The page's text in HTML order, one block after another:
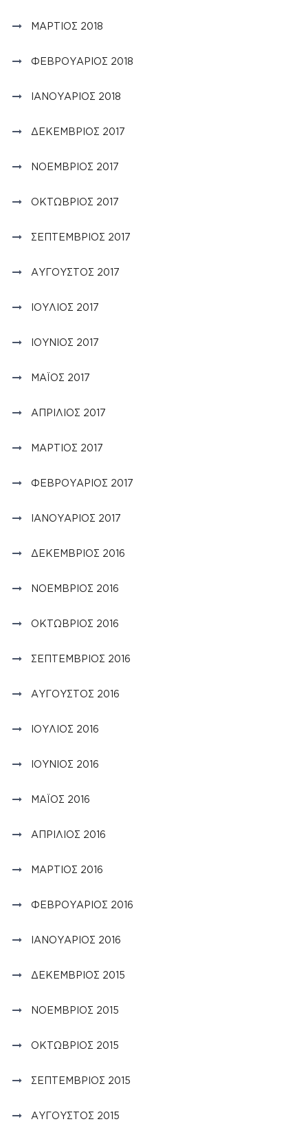
ΜΆΡΤΙΟΣ 2018
ΦΕΒΡΟΥΆΡΙΟΣ 2018
ΙΑΝΟΥΆΡΙΟΣ 2018
ΔΕΚΈΜΒΡΙΟΣ 2017
ΝΟΈΜΒΡΙΟΣ 2017
ΟΚΤΏΒΡΙΟΣ 2017
ΣΕΠΤΈΜΒΡΙΟΣ 2017
ΑΎΓΟΥΣΤΟΣ 2017
ΙΟΎΛΙΟΣ 2017
ΙΟΎΝΙΟΣ 2017
ΜΆΙΟΣ 2017
ΑΠΡΊΛΙΟΣ 2017
ΜΆΡΤΙΟΣ 2017
ΦΕΒΡΟΥΆΡΙΟΣ 2017
ΙΑΝΟΥΆΡΙΟΣ 2017
ΔΕΚΈΜΒΡΙΟΣ 2016
ΝΟΈΜΒΡΙΟΣ 2016
ΟΚΤΏΒΡΙΟΣ 2016
ΣΕΠΤΈΜΒΡΙΟΣ 2016
ΑΎΓΟΥΣΤΟΣ 2016
ΙΟΎΛΙΟΣ 2016
ΙΟΎΝΙΟΣ 2016
ΜΆΙΟΣ 2016
ΑΠΡΊΛΙΟΣ 2016
ΜΆΡΤΙΟΣ 2016
ΦΕΒΡΟΥΆΡΙΟΣ 2016
ΙΑΝΟΥΆΡΙΟΣ 2016
ΔΕΚΈΜΒΡΙΟΣ 2015
ΝΟΈΜΒΡΙΟΣ 2015
ΟΚΤΏΒΡΙΟΣ 2015
ΣΕΠΤΈΜΒΡΙΟΣ 2015
ΑΎΓΟΥΣΤΟΣ 2015